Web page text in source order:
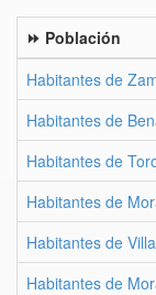
⏩ Población
Habitantes de
Habitantes de
Habitantes de
Habitantes de
Habitantes de
Habitantes de